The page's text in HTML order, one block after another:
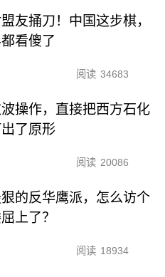
友捅刀！中国这步棋，
看傻了
阅读 34683
操作，直接把西方石化
了原形
阅读 20086
的反华鹰派，怎么访个
上了？
阅读 18934